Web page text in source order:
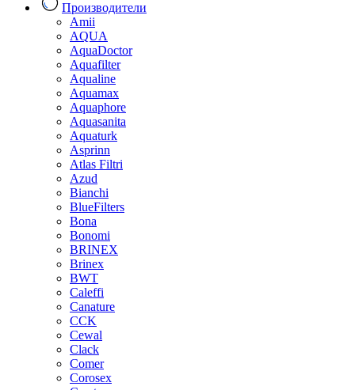
Производители
Amii
AQUA
AquaDoctor
Aquafilter
Aqualine
Aquamax
Aquaphore
Aquasanita
Aquaturk
Asprinn
Atlas Filtri
Azud
Bianchi
BlueFilters
Bona
Bonomi
BRINEX
Brinex
BWT
Caleffi
Canature
CCK
Cewal
Clack
Comer
Corosex